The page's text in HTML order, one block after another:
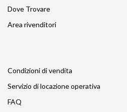
Dove Trovare
Area rivenditori
Condizioni di vendita
Servizio di locazione operativa
FAQ